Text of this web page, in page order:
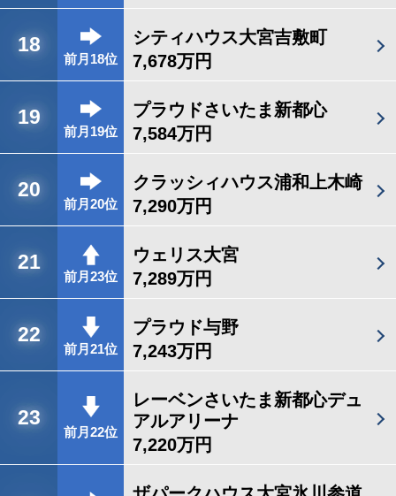
18
前月18位
シティハウス大宮吉敷町
7,678万円
19
前月19位
プラウドさいたま新都心
7,584万円
20
前月20位
クラッシィハウス浦和上木崎
7,290万円
21
前月23位
ウェリス大宮
7,289万円
22
前月21位
プラウド与野
7,243万円
23
前月22位
レーベンさいたま新都心デュ
アルアリーナ
7,220万円